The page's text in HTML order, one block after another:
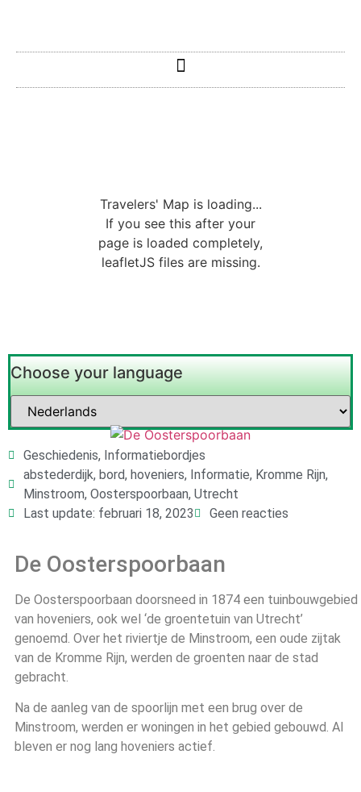
Travelers' Map is loading...
If you see this after your
page is loaded completely,
leafletJS files are missing.
Choose your language
Geschiedenis, Informatiebordjes
abstederdijk, bord, hoveniers, Informatie, Kromme Rijn,
Minstroom, Oosterspoorbaan, Utrecht
Last update: februari 18, 2023
Geen reacties
De Oosterspoorbaan
De Oosterspoorbaan doorsneed in 1874 een tuinbouwgebied
van hoveniers, ook wel ‘de groentetuin van Utrecht’
genoemd. Over het riviertje de Minstroom, een oude zijtak
van de Kromme Rijn, werden de groenten naar de stad
gebracht.
Na de aanleg van de spoorlijn met een brug over de
Minstroom, werden er woningen in het gebied gebouwd. Al
bleven er nog lang hoveniers actief.